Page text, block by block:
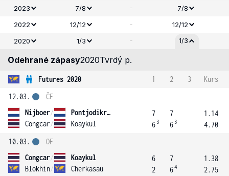
2023
7/8 -
7/8
2022
12/12 -
12/12
2020
1/3 - 1/3
Odehrané zápasy2020Tvrdý p.
Futures 2020 1 2 3
Kurs
12.03.
Nijboer/
Pontjodikromo
Congcar/ Koaykul
ČF
7
6 3
7
6 3
1.14
4.70
10.03.
Congcar/
Koaykul
Blokhin/ Cherkasau
OF
6
2
7
64
1.38
2.75